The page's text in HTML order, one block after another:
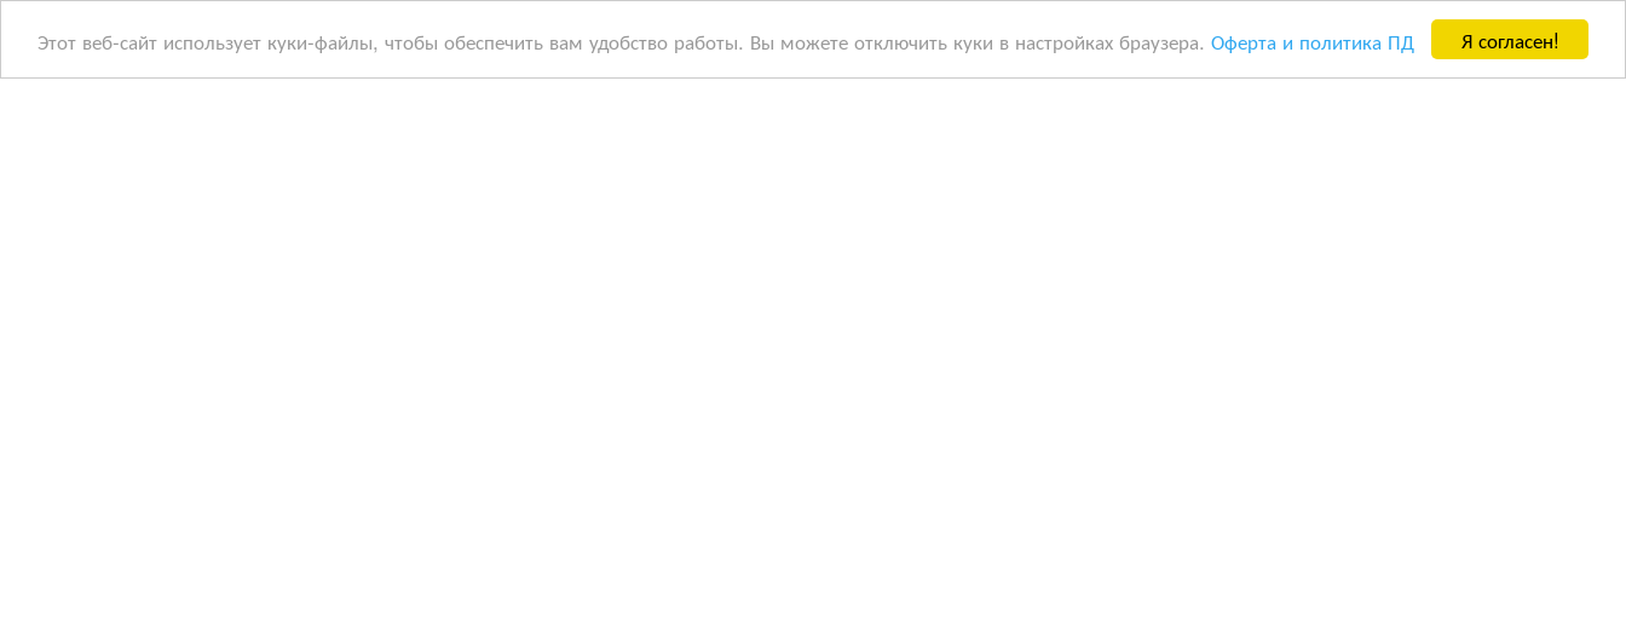
Я согласен!
Этот веб-сайт использует куки-файлы, чтобы обеспечить вам удобство работы. Вы можете отключить куки в настройках браузера. Оферта и политика ПД